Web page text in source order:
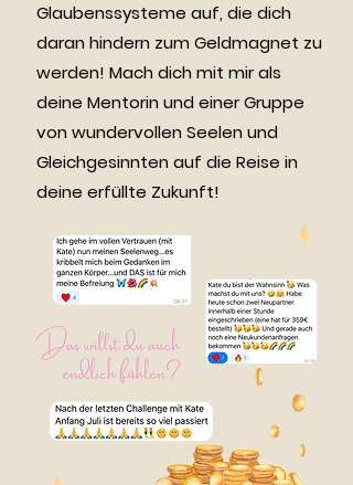
Glaubenssysteme auf, die dich
daran hindern zum Geldmagnet zu
werden! Mach dich mit mir als
deine Mentorin und einer Gruppe
von wundervollen Seelen und
Gleichgesinnten auf die Reise in
deine erfüllte Zukunft!